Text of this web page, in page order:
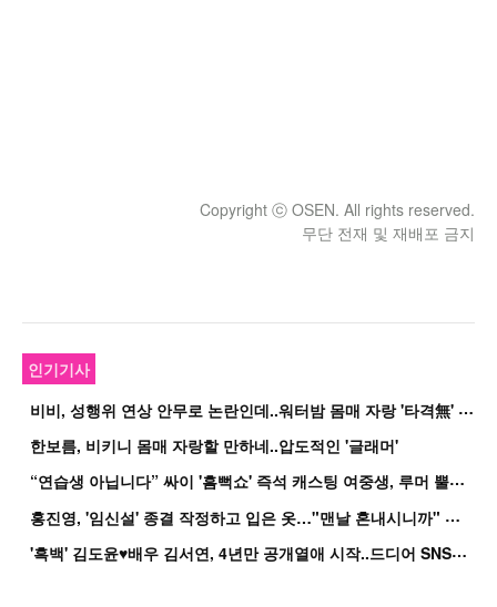
Copyright ⓒ OSEN. All rights reserved.
무단 전재 및 재배포 금지
인기기사
비
비, 성행위 연상 안무로 논란인데..워터밤 몸매 자랑 '타격無' 근황
한보름, 비키니 몸매 자랑할 만하네..압도적인 '글래머'
“
연습생 아닙니다” 싸이 '흠뻑쇼' 즉석 캐스팅 여중생, 루머 뿔났다[Oh!쎈 이...
홍
진영, '임신설' 종결 작정하고 입은 옷…"맨날 혼내시니까" 억울
'
흑백' 김도윤♥배우 김서연, 4년만 공개열애 시작..드디어 SNS에 노출 [핫피...